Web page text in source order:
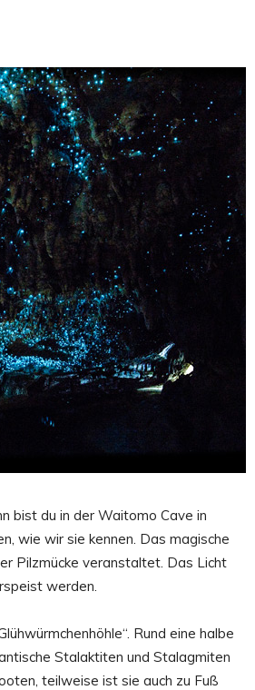
aus
aller
Welt
bist du in der Waitomo Cave in
wie wir sie kennen. Das magische
Pilzmücke veranstaltet. Das Licht
werden.
Rund eine halbe
Stalaktiten und Stalagmiten
teilweise ist sie auch zu Fuß